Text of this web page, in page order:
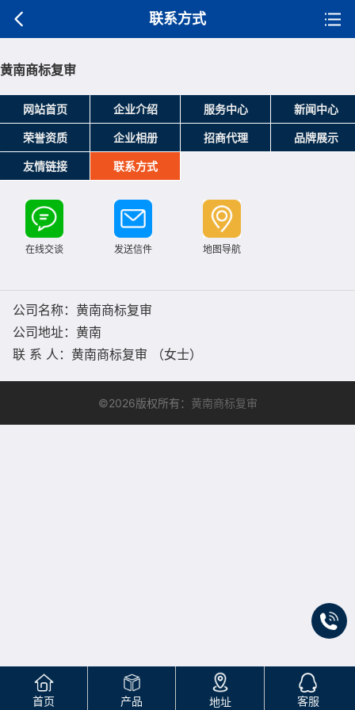
联系方式
黄南商标复审
网站首页 企业介绍 服务中心 新闻中心
荣誉资质 企业相册 招商代理 品牌展示
友情链接 联系方式
在线交谈 发送信件 地图导航
公司名称：黄南商标复审
公司地址：黄南
联 系 人：黄南商标复审 （女士）
©2026版权所有： 黄南商标复审
首页 产品 地址 客服